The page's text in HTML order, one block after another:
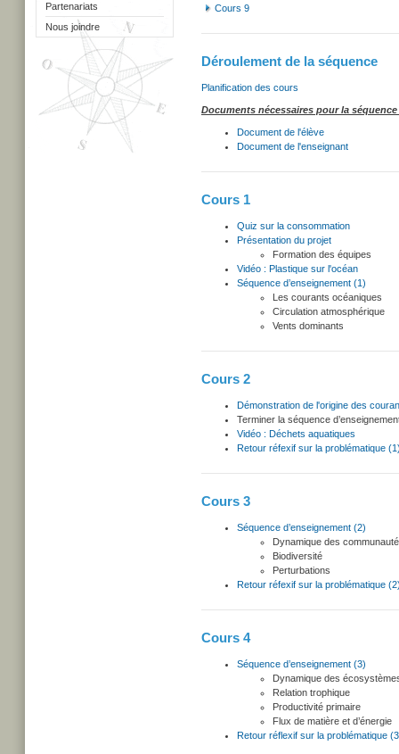
Partenariats
Nous joindre
Cours 9
Déroulement de la séquence
Planification des cours
Documents nécessaires pour la séquence
Document de l'élève
Document de l'enseignant
Cours 1
Quiz sur la consommation
Présentation du projet
Formation des équipes
Vidéo : Plastique sur l'océan
Séquence d’enseignement (1)
Les courants océaniques
Circulation atmosphérique
Vents dominants
Cours 2
Démonstration de l'origine des
Terminer la séquence
Vidéo : Déchets aquatiques
Retour réfexif sur la problématique
Cours 3
Séquence d’enseignement (2)
Dynamique des
Biodiversité
Perturbations
Retour réfexif sur la problématique
Cours 4
Séquence d’enseignement (3)
Dynamique des
Relation trophique
Productivité primaire
Flux de matière et d’énergie
Retour réflexif sur la problématique